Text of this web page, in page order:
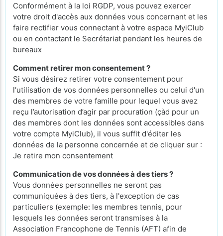
Conformément à la loi RGDP, vous pouvez exercer
votre droit d'accès aux données vous concernant et les
faire rectifier vous connectant à votre espace MyiClub
ou en contactant le Secrétariat pendant les heures de
bureaux
Comment retirer mon consentement ?
Si vous désirez retirer votre consentement pour
l'utilisation de vos données personnelles ou celui d'un
des membres de votre famille pour lequel vous avez
reçu l’autorisation d’agir par procuration (çàd pour un
des membres dont les données sont accessibles dans
votre compte MyiClub), il vous suffit d'éditer les
données de la personne concernée et de cliquer sur :
Je retire mon consentement
Communication de vos données à des tiers ?
Vous données personnelles ne seront pas
communiquées à des tiers, à l'exception de cas
particuliers (exemple: les membres tennis, pour
lesquels les données seront transmises à la
Association Francophone de Tennis (AFT) afin de